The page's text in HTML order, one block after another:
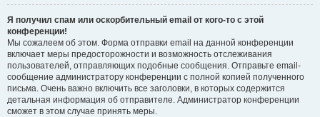
Я получил спам или оскорбительный email от кого-то с этой
конференции!
Мы сожалеем об этом. Форма отправки email на данной конференции
включает меры предосторожности и возможность отслеживания
пользователей, отправляющих подобные сообщения. Отправьте email-
сообщение администратору конференции с полной копией полученного
письма. Очень важно включить все заголовки, в которых содержится
детальная информация об отправителе. Администратор конференции
сможет в этом случае принять меры.